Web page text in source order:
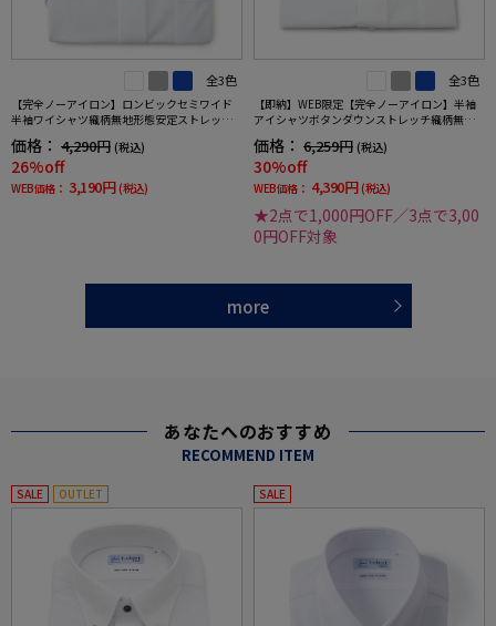
全3色
【完全ノーアイロン】ロンビックセミワイド
半袖ワイシャツ織柄無地形態安定ストレッチ
価格： 4,290円 (税込)
26%off
WEB価格： 3,190円 (税込)
全3色
【即納】WEB限定【完全ノーアイロン】半袖
アイシャツボタンダウンストレッチ織柄無地i-
価格： 6,259円 (税込)
30%off
WEB価格： 4,390円 (税込)
★2点で1,000円OFF／3点で3,00
0円OFF対象
more
あなたへのおすすめ
RECOMMEND ITEM
SALE OUTLET SALE